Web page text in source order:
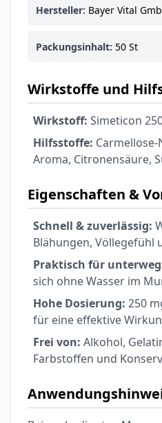
Ohrstöpsel
3,79 €
Softa Swabs
100 Stück
3,75 € 4,29 € -
ARZNEIMITTEL & GESUNDHEIT
Lefax® extra
Kautabletten
7,69 € 8,09 € -
ARZNEIMITTEL & GESUNDHEIT
Hametum
Bei
& Juckreiz
Nach Marke kaufen
Hersteller: Bayer Vital
Packungsinhalt: 50 St
Wirkstoffe und
Wirkstoff: Simeticon
Hilfsstoffe:
Aroma, Citronensäure,
Eigenschaften &
Schnell & zuverlässig:
Blähungen, Völlegefühl
Praktisch für
sich ohne Wasser im
Hohe Dosierung: 250
für eine effektive
Frei von: Alkohol,
Farbstoffen und